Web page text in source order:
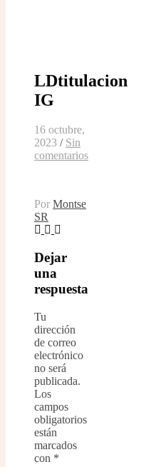
LDtitulacion
IG
16 octubre,
2023 / Sin
comentarios
Por Montse
SR
Dejar
una
respuesta
Tu
dirección
de correo
electrónico
no será
publicada.
Los
campos
obligatorios
están
marcados
con *